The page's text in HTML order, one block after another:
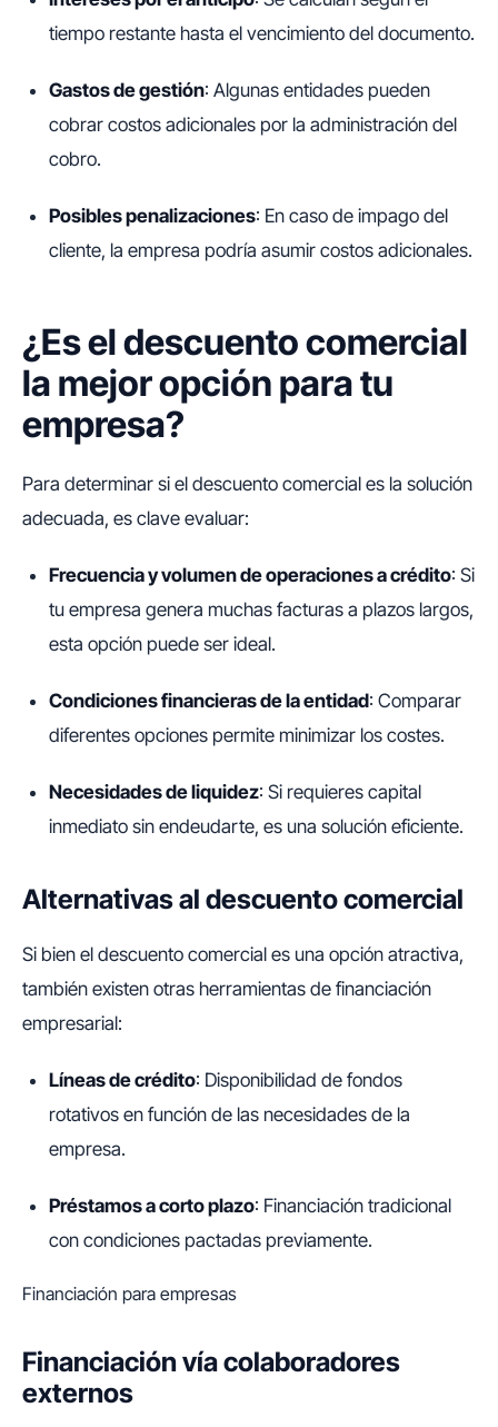
tiempo restante hasta el vencimiento del documento.
Gastos de gestión: Algunas entidades pueden
cobrar costos adicionales por la administración del
cobro.
Posibles penalizaciones: En caso de impago del
cliente, la empresa podría asumir costos adicionales.
¿Es el descuento comercial
la mejor opción para tu
empresa?
Para determinar si el descuento comercial es la solución
adecuada, es clave evaluar:
Frecuencia y volumen de operaciones a crédito: Si
tu empresa genera muchas facturas a plazos largos,
esta opción puede ser ideal.
Condiciones financieras de la entidad: Comparar
diferentes opciones permite minimizar los costes.
Necesidades de liquidez: Si requieres capital
inmediato sin endeudarte, es una solución eficiente.
Alternativas al descuento comercial
Si bien el descuento comercial es una opción atractiva,
también existen otras herramientas de financiación
empresarial:
Líneas de crédito: Disponibilidad de fondos
rotativos en función de las necesidades de la
empresa.
Préstamos a corto plazo: Financiación tradicional
con condiciones pactadas previamente.
Financiación para empresas
Financiación vía colaboradores
externos